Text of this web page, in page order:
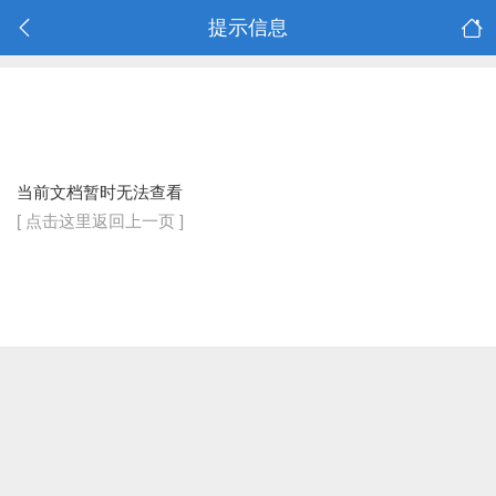
提示信息
当前文档暂时无法查看
[ 点击这里返回上一页 ]